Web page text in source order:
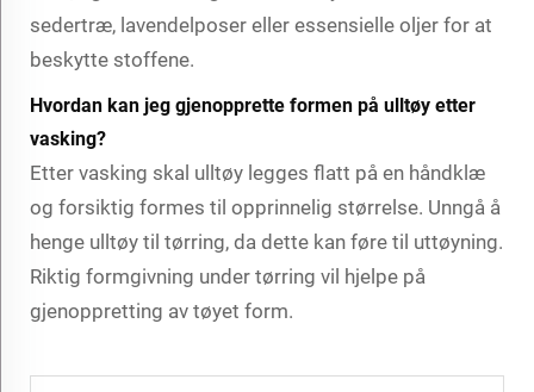
sedertræ, lavendelposer eller essensielle oljer for at
beskytte stoffene.
Hvordan kan jeg gjenopprette formen på ulltøy etter
vasking?
Etter vasking skal ulltøy legges flatt på en håndklæ
og forsiktig formes til opprinnelig størrelse. Unngå å
henge ulltøy til tørring, da dette kan føre til uttøyning.
Riktig formgivning under tørring vil hjelpe på
gjenoppretting av tøyet form.